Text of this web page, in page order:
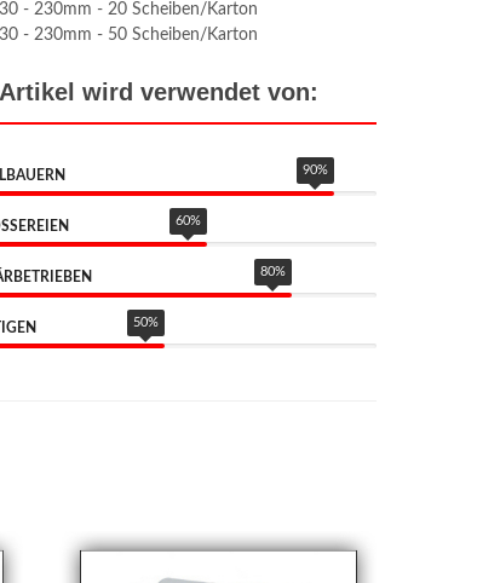
- 230mm - 20 Scheiben/Karton
- 230mm - 50 Scheiben/Karton
wird verwendet von:
90%
60%
80%
50%